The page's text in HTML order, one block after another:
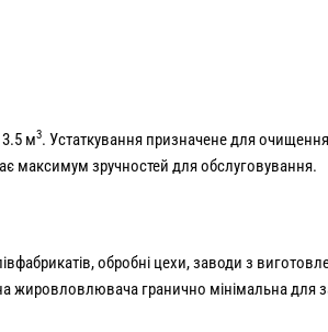
м3. Устаткування призначене для
максимум зручностей для обслуговування.
обробні цехи, заводи з
жировловлювача гранично мінімальна для